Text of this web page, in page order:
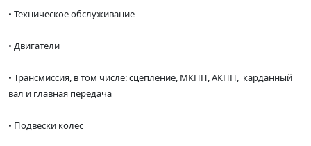
• Техническое обслуживание
• Двигатели
• Трансмиссия, в том числе: сцепление, МКПП, АКПП, карданный
вал и главная передача
• Подвески колес